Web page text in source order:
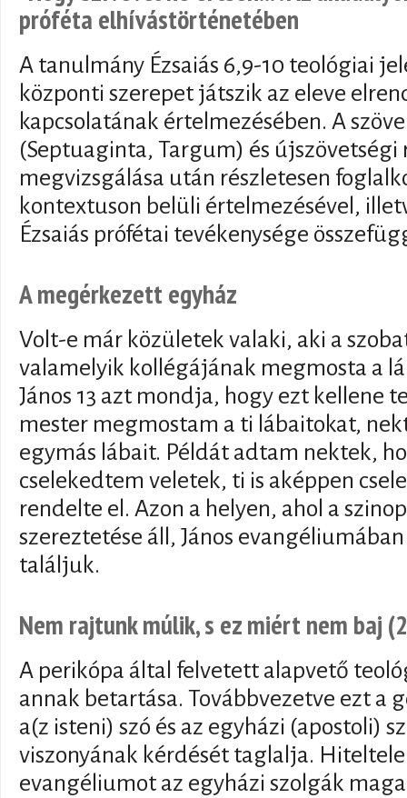
próféta elhívástörténetében
A tanulmány Ézsaiás 6,9-10 teológiai
központi szerepet játszik az eleve
kapcsolatának értelmezésében. A
(Septuaginta, Targum) és újszövetségi
megvizsgálása után részletesen
kontextuson belüli értelmezésével,
Ézsaiás prófétai tevékenysége
A megérkezett egyház
Volt-e már közületek valaki, aki a
valamelyik kollégájának megmosta a
János 13 azt mondja, hogy ezt kellene
mester megmostam a ti lábaitokat,
egymás lábait. Példát adtam nektek,
cselekedtem veletek, ti is aképpen
rendelte el. Azon a helyen, ahol a
szereztetése áll, János
találjuk.
Nem rajtunk múlik, s ez miért nem baj
A perikópa által felvetett alapvető
annak betartása. Továbbvezetve ezt a
a(z isteni) szó és az egyházi (apostoli)
viszonyának kérdését taglalja.
evangéliumot az egyházi szolgák